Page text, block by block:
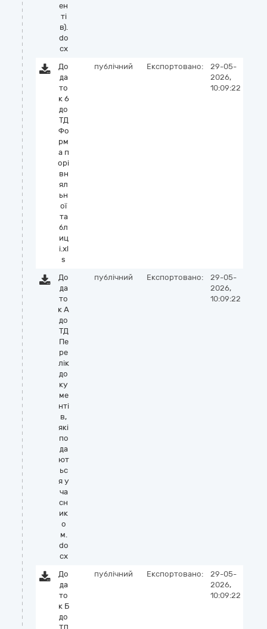
ен
ті
в).
do
cx
До
да
то
к 6
до
ТД
Фо
рм
а п
орі
вн
ял
ьн
ої
та
бл
иц
і.xl
s
публічний Експортовано:
29-05-
2026,
10:09:22
До
да
то
к А
до
ТД
Пе
ре
лік
до
ку
ме
нті
в,
які
по
да
ют
ьс
я у
ча
сн
ик
о
м.
do
cx
публічний Експортовано:
29-05-
2026,
10:09:22
До
да
то
к Б
до
публічний Експортовано:
29-05-
2026,
10:09:22